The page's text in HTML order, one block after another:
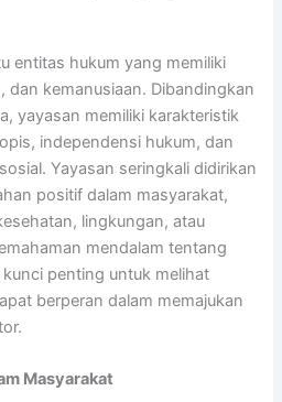
entitas hukum yang memiliki
dan kemanusiaan. Dibandingkan
yayasan memiliki karakteristik
independensi hukum, dan
Yayasan seringkali didirikan
positif dalam masyarakat,
lingkungan, atau
mendalam tentang
penting untuk melihat
berperan dalam memajukan
Masyarakat